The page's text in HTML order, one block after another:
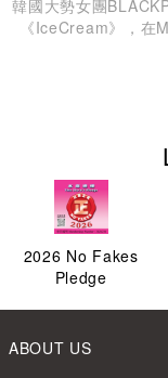
韓國大勢女團
《IceCream》，在
2026 No Fakes
Pledge
ABOUT US